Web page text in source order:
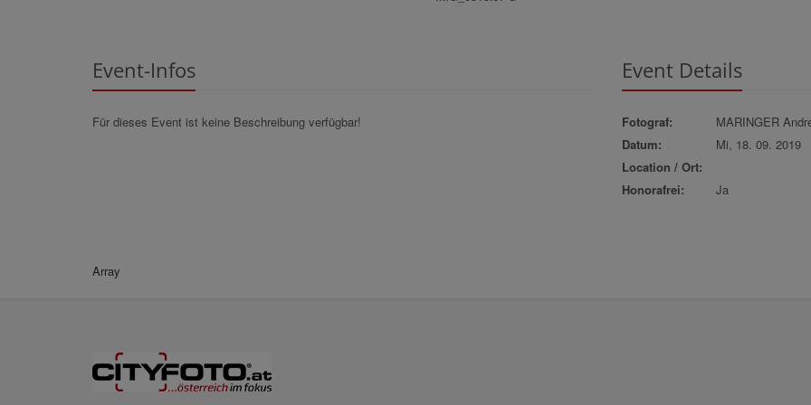
Event-Infos
Für dieses Event ist keine Beschreibung verfügbar!
Event Details
Fotograf:
MARINGER
Datum:
Mi, 18. 09. 2019
Location / Ort:
Honorafrei:
Ja
Array